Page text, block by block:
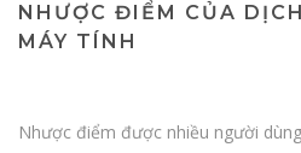
NHƯỢC ĐIỂM CỦA
MÁY TÍNH
Nhược điểm được nhiều người